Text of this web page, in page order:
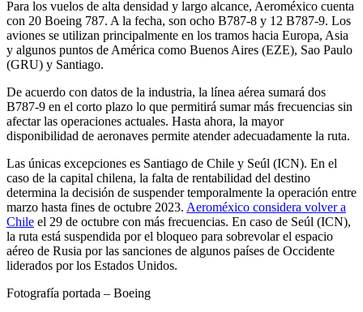
Para los vuelos de alta densidad y largo alcance, Aeroméxico cuenta
con 20 Boeing 787. A la fecha, son ocho B787-8 y 12 B787-9. Los
aviones se utilizan principalmente en los tramos hacia Europa, Asia
y algunos puntos de América como Buenos Aires (EZE), Sao Paulo
(GRU) y Santiago.
De acuerdo con datos de la industria, la línea aérea sumará dos
B787-9 en el corto plazo lo que permitirá sumar más frecuencias sin
afectar las operaciones actuales. Hasta ahora, la mayor
disponibilidad de aeronaves permite atender adecuadamente la ruta.
Las únicas excepciones es Santiago de Chile y Seúl (ICN). En el
caso de la capital chilena, la falta de rentabilidad del destino
determina la decisión de suspender temporalmente la operación entre
marzo hasta fines de octubre 2023. Aeroméxico considera volver a
Chile el 29 de octubre con más frecuencias. En caso de Seúl (ICN),
la ruta está suspendida por el bloqueo para sobrevolar el espacio
aéreo de Rusia por las sanciones de algunos países de Occidente
liderados por los Estados Unidos.
Fotografía portada – Boeing